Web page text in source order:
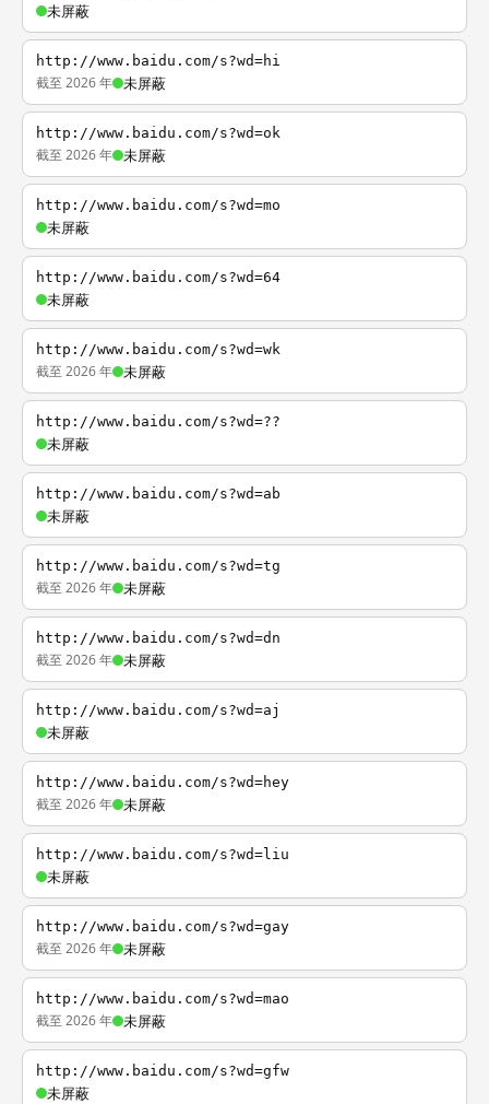
未屏蔽
http://www.baidu.com/s?wd=hi
截至 2026 年 未屏蔽
http://www.baidu.com/s?wd=ok
截至 2026 年 未屏蔽
http://www.baidu.com/s?wd=mo
未屏蔽
http://www.baidu.com/s?wd=64
未屏蔽
http://www.baidu.com/s?wd=wk
截至 2026 年 未屏蔽
http://www.baidu.com/s?wd=??
未屏蔽
http://www.baidu.com/s?wd=ab
未屏蔽
http://www.baidu.com/s?wd=tg
截至 2026 年 未屏蔽
http://www.baidu.com/s?wd=dn
截至 2026 年 未屏蔽
http://www.baidu.com/s?wd=aj
未屏蔽
http://www.baidu.com/s?wd=hey
截至 2026 年 未屏蔽
http://www.baidu.com/s?wd=liu
未屏蔽
http://www.baidu.com/s?wd=gay
截至 2026 年 未屏蔽
http://www.baidu.com/s?wd=mao
截至 2026 年 未屏蔽
http://www.baidu.com/s?wd=gfw
未屏蔽